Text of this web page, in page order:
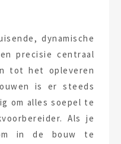
dynamische
precisie centraal
tot het opleveren
is er steeds
om alles soepel te
Als je
in de bouw te